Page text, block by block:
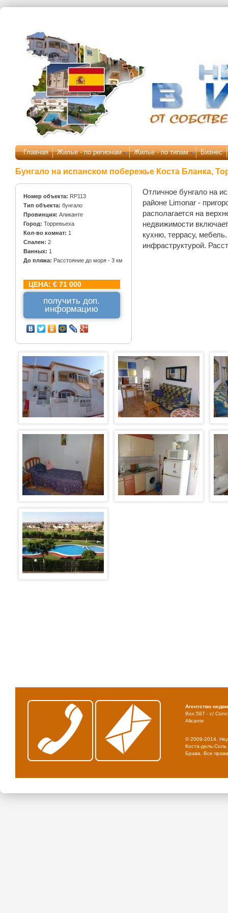
Перейти к основному содержанию
Главная Жилье - по регионам Жилье - по типам Бизнес
Бунгало на испанском побережье Коста Бланка,
Номер объекта: RP113
Тип объекта: бунгало
Провинция: Аликанте
Город: Торревьеха
Кол-во комнат: 1
Спален: 2
Ванных: 1
До пляжа: Расстояние до моря - 3 км
ЦЕНА: € 71 000
получить доп.
информацию
Отличное бунгало на
районе Limonar -
располагается на
недвижимости
кухню, террасу,
инфраструктурой.
Агентство
Box 587 - c/
Alicante
© 2009-2014.
Коста-дель-
Брава. Все